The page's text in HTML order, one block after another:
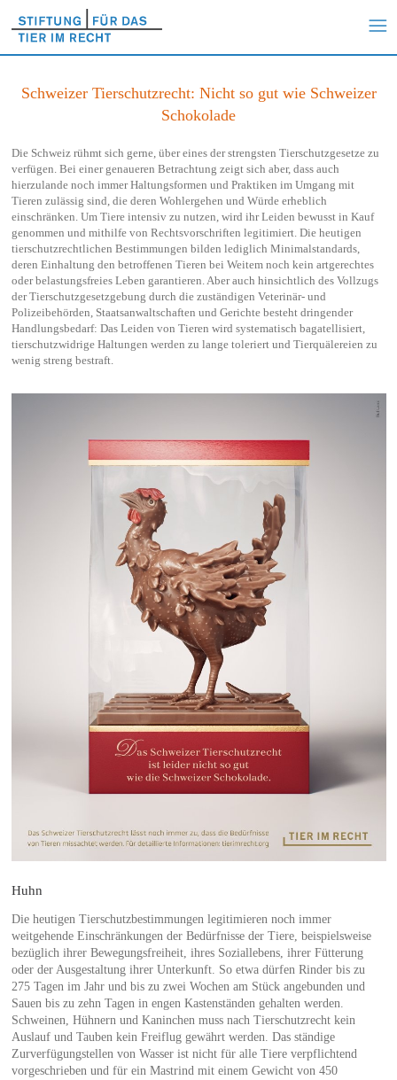
Schweizer Tierschutzrecht: Nicht so gut wie Schweizer
Schokolade
Die Schweiz rühmt sich gerne, über eines der strengsten Tierschutzgesetze zu
verfügen. Bei einer genaueren Betrachtung zeigt sich aber, dass auch
hierzulande noch immer Haltungsformen und Praktiken im Umgang mit
Tieren zulässig sind, die deren Wohlergehen und Würde erheblich
einschränken. Um Tiere intensiv zu nutzen, wird ihr Leiden bewusst in Kauf
genommen und mithilfe von Rechtsvorschriften legitimiert. Die heutigen
tierschutzrechtlichen Bestimmungen bilden lediglich Minimalstandards,
deren Einhaltung den betroffenen Tieren bei Weitem noch kein artgerechtes
oder belastungsfreies Leben garantieren. Aber auch hinsichtlich des Vollzugs
der Tierschutzgesetzgebung durch die zuständigen Veterinär- und
Polizeibehörden, Staatsanwaltschaften und Gerichte besteht dringender
Handlungsbedarf: Das Leiden von Tieren wird systematisch bagatellisiert,
tierschutzwidrige Haltungen werden zu lange toleriert und Tierquälereien zu
wenig streng bestraft.
Huhn
Die heutigen Tierschutzbestimmungen legitimieren noch immer
weitgehende Einschränkungen der Bedürfnisse der Tiere, beispielsweise
bezüglich ihrer Bewegungsfreiheit, ihres Soziallebens, ihrer Fütterung
oder der Ausgestaltung ihrer Unterkunft. So etwa dürfen Rinder bis zu
275 Tagen im Jahr und bis zu zwei Wochen am Stück angebunden und
Sauen bis zu zehn Tagen in engen Kastenständen gehalten werden.
Schweinen, Hühnern und Kaninchen muss nach Tierschutzrecht kein
Auslauf und Tauben kein Freiflug gewährt werden. Das ständige
Zurverfügungstellen von Wasser ist nicht für alle Tiere verpflichtend
vorgeschrieben und für ein Mastrind mit einem Gewicht von 450